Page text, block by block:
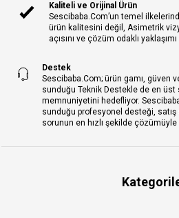
Kaliteli ve Orijinal Ürün
Sescibaba.Com’un temel
ürün kalitesini değil, Asimetrik
açısını ve çözüm odaklı
Destek
Sescibaba.Com; ürün gamı, güven
sunduğu Teknik Destekle de en üst
memnuniyetini hedefliyor.
sunduğu profesyonel desteği, satış
sorunun en hızlı şekilde